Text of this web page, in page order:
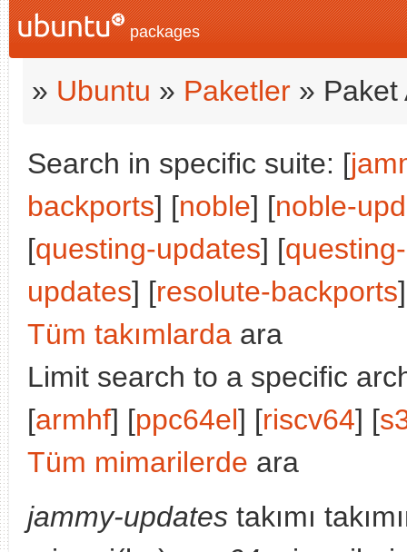
packages
» Ubuntu » Paketler » Paket
Search in specific suite: [
backports] [noble] [noble-
[questing-updates] [
updates] [resolute-backports
Tüm takımlarda ara
Limit search to a specific
[armhf] [ppc64el] [riscv64] [
Tüm mimarilerde ara
jammy-updates takımı